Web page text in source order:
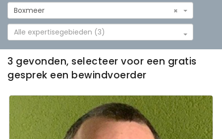
×
Boxmeer
Alle expertisegebieden (3)
3 gevonden, selecteer voor een gratis
gesprek een bewindvoerder